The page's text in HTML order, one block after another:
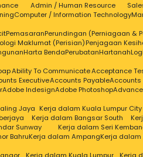
Admin / Human Resource
Computer / Information Technology
PemasaranPerundingan (Perniagaan &
Maklumat (Perisian)Penjagaan
Harta BendaPerubatanHartanah
Ability To CommunicateAcceptance
ExecutiveAccounts PayableAccounts
Adobe IndesignAdobe Photoshop
Jaya Kerja dalam Kuala Lumpur
Kerja dalam Bangsar South
Sunway
Kerja dalam Seri
BahruKerja dalam AmpangKerja dalam